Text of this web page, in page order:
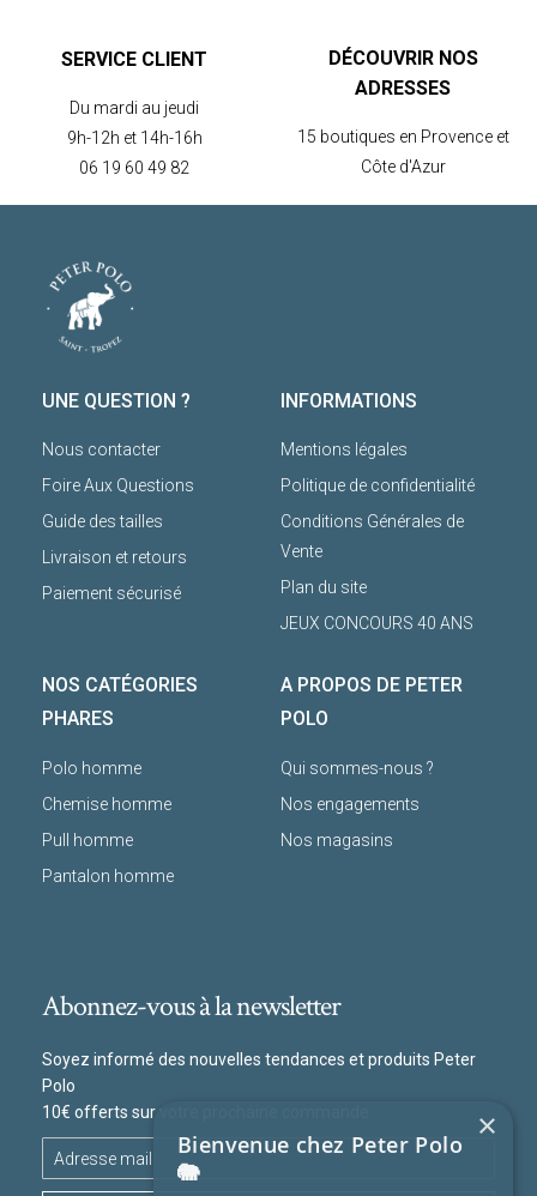
SERVICE CLIENT
Du mardi au jeudi
9h-12h et 14h-16h
06 19 60 49 82
DÉCOUVRIR NOS
ADRESSES
15 boutiques en Provence et
Côte d'Azur
UNE QUESTION ?
Nous contacter
Foire Aux Questions
Guide des tailles
Livraison et retours
Paiement sécurisé
INFORMATIONS
Mentions légales
Politique de confidentialité
Conditions Générales de
Vente
Plan du site
JEUX CONCOURS 40 ANS
NOS CATÉGORIES
PHARES
Polo homme
Chemise homme
Pull homme
Pantalon homme
A PROPOS DE PETER
POLO
Qui sommes-nous ?
Nos engagements
Nos magasins
Abonnez-vous à la newsletter
Soyez informé des nouvelles tendances et produits Peter
Polo
10€ offerts sur votre prochaine commande
×
Bienvenue chez Peter Polo
🐘